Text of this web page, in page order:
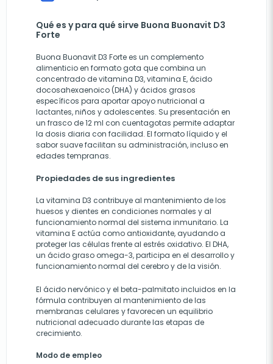
Qué es y para qué sirve Buona Buonavit D3
Forte
Buona Buonavit D3 Forte es un complemento
alimenticio en formato gota que combina un
concentrado de vitamina D3, vitamina E, ácido
docosahexaenoico (DHA) y ácidos grasos
específicos para aportar apoyo nutricional a
lactantes, niños y adolescentes. Su presentación en
un frasco de 12 ml con cuentagotas permite adaptar
la dosis diaria con facilidad. El formato líquido y el
sabor suave facilitan su administración, incluso en
edades tempranas.
Propiedades de sus ingredientes
La vitamina D3 contribuye al mantenimiento de los
huesos y dientes en condiciones normales y al
funcionamiento normal del sistema inmunitario. La
vitamina E actúa como antioxidante, ayudando a
proteger las células frente al estrés oxidativo. El DHA,
un ácido graso omega-3, participa en el desarrollo y
funcionamiento normal del cerebro y de la visión.
El ácido nervónico y el beta-palmitato incluidos en la
fórmula contribuyen al mantenimiento de las
membranas celulares y favorecen un equilibrio
nutricional adecuado durante las etapas de
crecimiento.
Modo de empleo